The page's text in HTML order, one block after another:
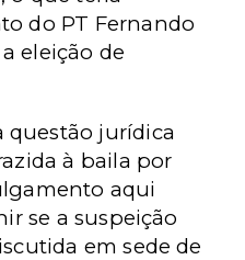
do PT Fernando
eleição de
questão jurídica
à baila por
aqui
se a suspeição
em sede de